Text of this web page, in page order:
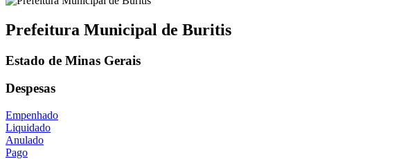
Prefeitura Municipal de Buritis
Estado de Minas Gerais
Despesas
Empenhado
Liquidado
Anulado
Pago